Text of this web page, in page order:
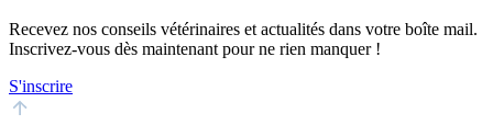
Recevez nos conseils vétérinaires et actualités dans votre boîte mail.
Inscrivez-vous dès maintenant pour ne rien manquer !
S'inscrire